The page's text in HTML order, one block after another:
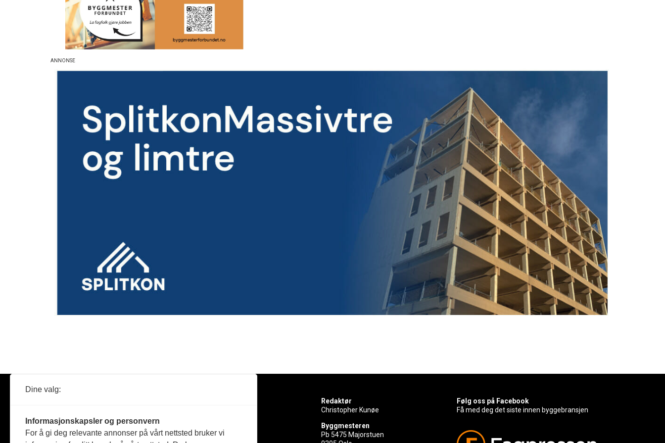
Reportasje
Redaktør
Christopher Kunøe
Byggmesteren
Pb 5475 Majorstuen
Følg oss på Facebook
Få med deg det siste innen byggebransjen
Dine valg:
Informasjonskapsler og personvern
For å gi deg relevante annonser på vårt nettsted bruker vi